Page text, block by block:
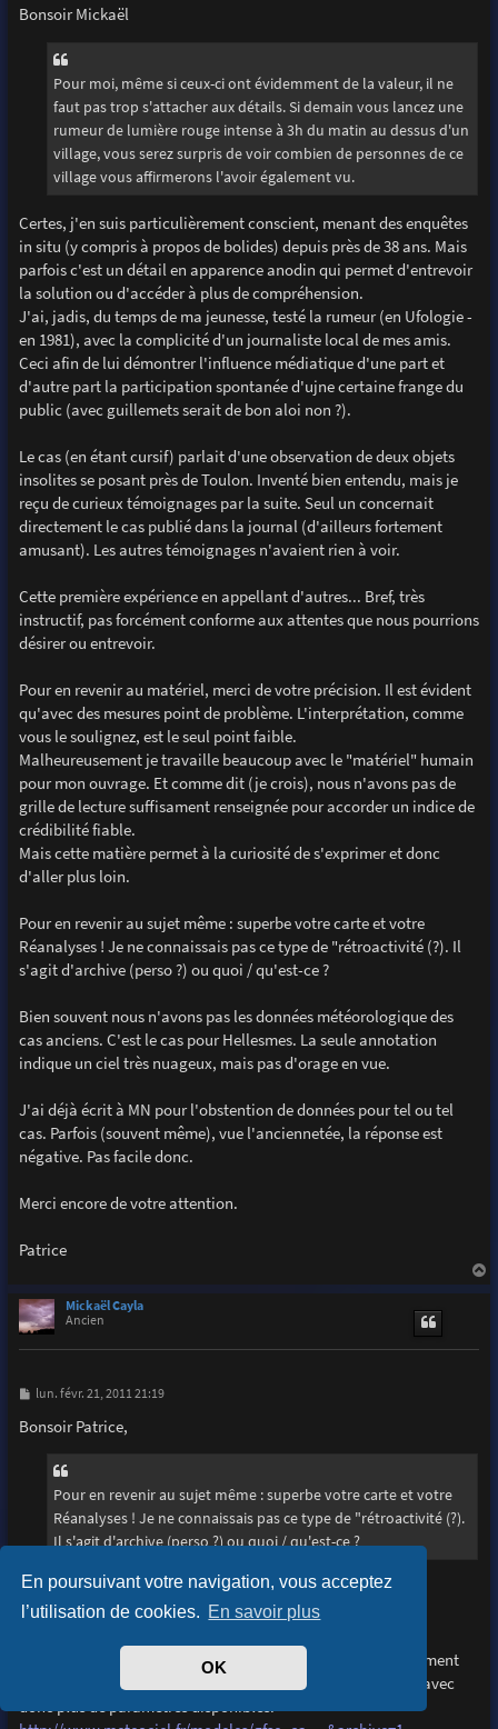
En poursuivant votre navigation, vous acceptez
l’utilisation de cookies. En savoir plus
OK
s
s
Bonsoir Mickaël
Pour moi, même si ceux-ci ont évidemment de la valeur, il ne
faut pas trop s'attacher aux détails. Si demain vous lancez une
rumeur de lumière rouge intense à 3h du matin au dessus d'un
village, vous serez surpris de voir combien de personnes de ce
village vous affirmerons l'avoir également vu.
Certes, j'en suis particulièrement conscient, menant des enquêtes
in situ (y compris à propos de bolides) depuis près de 38 ans. Mais
parfois c'est un détail en apparence anodin qui permet d'entrevoir
la solution ou d'accéder à plus de compréhension.
J'ai, jadis, du temps de ma jeunesse, testé la rumeur (en Ufologie -
en 1981), avec la complicité d'un journaliste local de mes amis.
Ceci afin de lui démontrer l'influence médiatique d'une part et
d'autre part la participation spontanée d'ujne certaine frange du
public (avec guillemets serait de bon aloi non ?).
Le cas (en étant cursif) parlait d'une observation de deux objets
insolites se posant près de Toulon. Inventé bien entendu, mais je
reçu de curieux témoignages par la suite. Seul un concernait
directement le cas publié dans la journal (d'ailleurs fortement
amusant). Les autres témoignages n'avaient rien à voir.
Cette première expérience en appellant d'autres... Bref, très
instructif, pas forcément conforme aux attentes que nous pourrions
désirer ou entrevoir.
Pour en revenir au matériel, merci de votre précision. Il est évident
qu'avec des mesures point de problème. L'interprétation, comme
vous le soulignez, est le seul point faible.
Malheureusement je travaille beaucoup avec le "matériel" humain
pour mon ouvrage. Et comme dit (je crois), nous n'avons pas de
grille de lecture suffisament renseignée pour accorder un indice de
crédibilité fiable.
Mais cette matière permet à la curiosité de s'exprimer et donc
d'aller plus loin.
Pour en revenir au sujet même : superbe votre carte et votre
Réanalyses ! Je ne connaissais pas ce type de "rétroactivité (?). Il
s'agit d'archive (perso ?) ou quoi / qu'est-ce ?
Bien souvent nous n'avons pas les données météorologique des
cas anciens. C'est le cas pour Hellesmes. La seule annotation
indique un ciel très nuageux, mais pas d'orage en vue.
J'ai déjà écrit à MN pour l'obstention de données pour tel ou tel
cas. Parfois (souvent même), vue l'anciennetée, la réponse est
négative. Pas facile donc.
Merci encore de votre attention.
Patrice
a
Mickaël Cayla
Ancien
M
s
s
lun. févr. 21, 2011 21:19
Bonsoir Patrice,
Pour en revenir au sujet même : superbe votre carte et votre
Réanalyses ! Je ne connaissais pas ce type de "rétroactivité (?).
Il s'agit d'archive (perso ?) ou quoi / qu'est-ce ?
Les réanalyses NCEP se trouvent sur la page suivante :
http://www.meteociel.fr/modeles/archives/archives.php
Pour les situations les plus récentes, les archives sont également
disponibles sur GFS Europe (et tout dernièrement GFS 0.5°) avec